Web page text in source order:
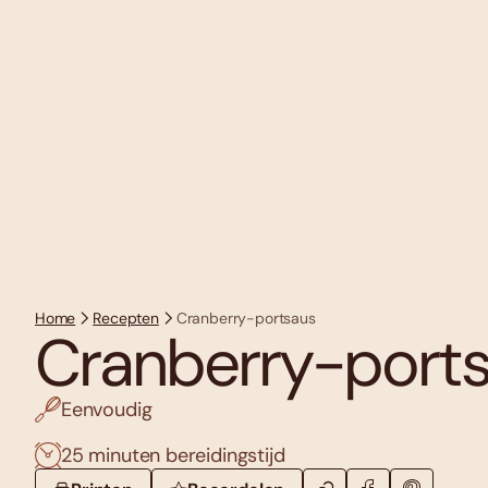
Home Recepten Cranberry-portsaus
Cranberry-
Eenvoudig
25 minuten bereidingstijd